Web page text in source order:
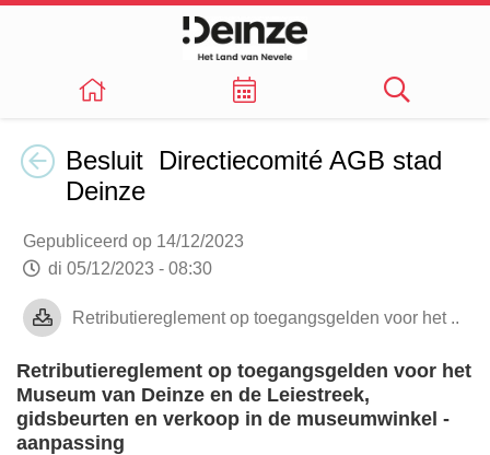
TerugBesluit Directiecomité AGB stad
Deinze
Gepubliceerd op 14/12/2023
di 05/12/2023 - 08:30
Retributiereglement op toegangsgelden voor het ..
Retributiereglement op toegangsgelden voor het
Museum van Deinze en de Leiestreek,
gidsbeurten en verkoop in de museumwinkel -
aanpassing